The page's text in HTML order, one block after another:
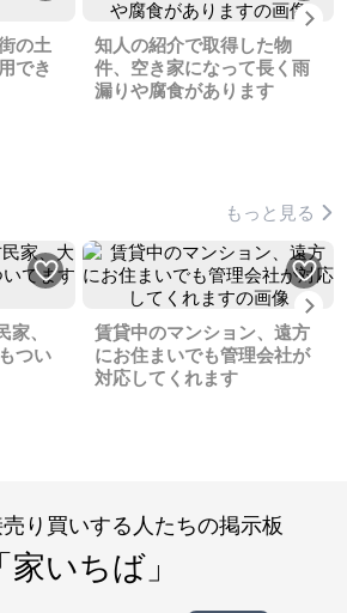
の土
でき
知人の紹介で取得した物
件、空き家になって長く雨
漏りや腐食があります
もっと見る
、
つい
賃貸中のマンション、遠方
にお住まいでも管理会社が
対応してくれます
り買いする人たちの掲示板
「家いちば」